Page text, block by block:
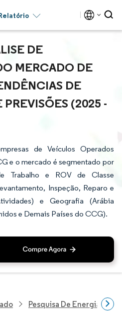
DE
MERCADO DE
DE
(2025 -
de Veículos Operados
e o mercado é segmentado por
Trabalho e ROV de Classe
Inspeção, Reparo e
e Geografia (Arábia
e Demais Países do CCG).
Pesquisa De Energia E